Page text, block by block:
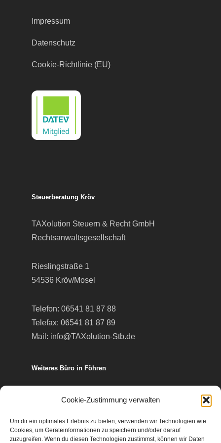
Cookie-Zustimmung verwalten
Um dir ein optimales Erlebnis zu bieten, verwenden wir Technologien wie
Cookies, um Geräteinformationen zu speichern und/oder darauf
zuzugreifen. Wenn du diesen Technologien zustimmst, können wir Daten
Impressum
Datenschutz
Cookie-Richtlinie (EU)
Steuerberatung Kröv
TAXolution Steuern & Recht GmbH
Rechtsanwaltsgesellschaft
Rieslingstraße 1
54536 Kröv/Mosel
Telefon: 06541 81 87 88
Telefax: 06541 81 87 89
Mail: info@TAXolution-Stb.de
Weiteres Büro in Föhren
Telefon: 06502 99 95 80